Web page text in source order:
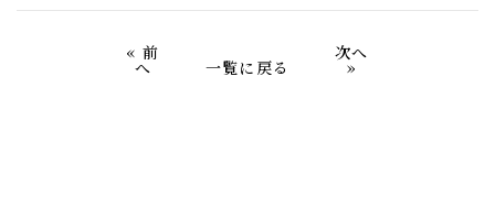
«前
へ 一覧に戻る
次へ
»